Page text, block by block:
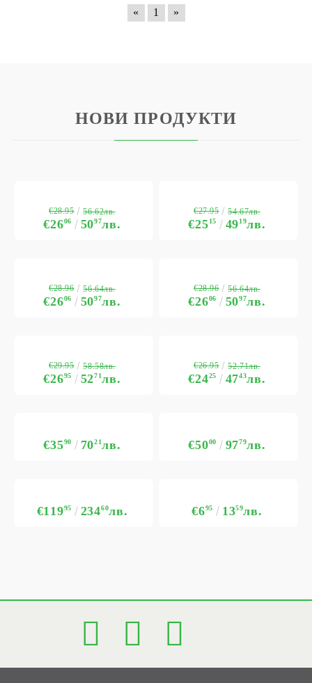
«
1 »
НОВИ ПРОДУКТИ
€2606 5097лв.
€28.95 56.62лв.
€2515 4919лв.
€27.95 54.67лв.
€2606 5097лв.
€28.96 56.64лв.
€2606 5097лв.
€28.96 56.64лв.
€2695 5271лв.
€29.95 58.58лв.
€2425 4743лв.
€26.95 52.71лв.
€3590 7021лв. €5000 9779лв.
€11995 23460лв. €695 1359лв.